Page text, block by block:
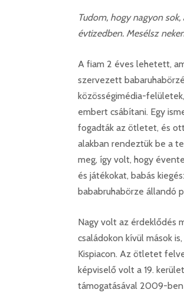
Tudom, hogy nagyon
évtizedben. Mesélsz
A fiam 2 éves lehetett,
szervezett
közösségimédia-
embert csábítani. Egy
fogadták az ötletet, és
alakban rendeztük be a
meg, így volt, hogy
és játékokat, babás
bababruhabörze állandó
Nagy volt az érdeklődés
családokon kívül mások
Kispiacon. Az ötletet
képviselő volt a 19.
támogatásával 2009-